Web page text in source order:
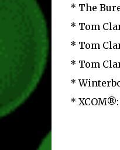
* The
* Tom
* Tom
* Tom
*
*